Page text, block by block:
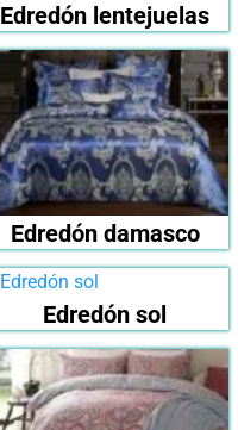
Edredón lentejuelas
Edredón damasco
Edredón sol